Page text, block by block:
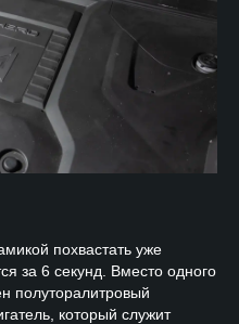
похвастать уже
за 6 секунд. Вместо одного
полуторалитровый
который служит